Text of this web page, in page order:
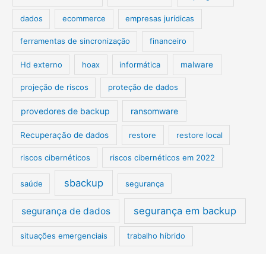
dados ecommerce empresas jurídicas
ferramentas de sincronização financeiro
Hd externo hoax informática malware
projeção de riscos proteção de dados
provedores de backup ransomware
Recuperação de dados restore restore local
riscos cibernéticos riscos cibernéticos em 2022
saúde sbackup segurança
segurança de dados segurança em backup
situações emergenciais trabalho híbrido